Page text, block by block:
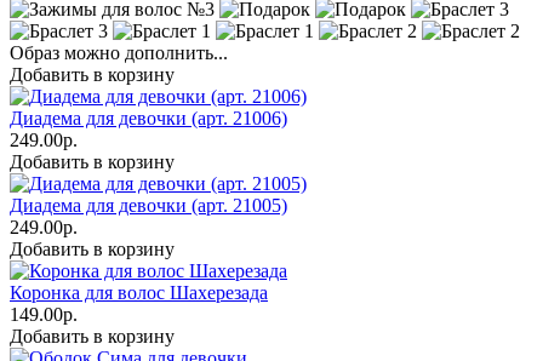
Образ можно дополнить...
Добавить в корзину
Диадема для девочки (арт. 21006)
249.00р.
Добавить в корзину
Диадема для девочки (арт. 21005)
249.00р.
Добавить в корзину
Коронка для волос Шахерезада
149.00р.
Добавить в корзину